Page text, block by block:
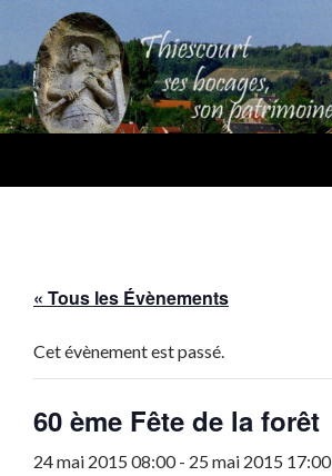
« Tous les Évènements
Cet évènement est passé.
60 ème Fête de la forêt
24 mai 2015 08:00- 25 mai 2015 17:00